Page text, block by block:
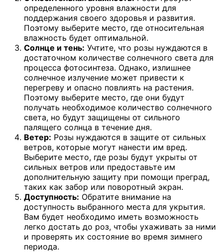
определенного уровня влажности для
поддержания своего здоровья и развития.
Поэтому выберите место, где относительная
влажность будет оптимальной.
Солнце и тень: Учтите, что розы нуждаются в
достаточном количестве солнечного света для
процесса фотосинтеза. Однако, излишнее
солнечное излучение может привести к
перегреву и опасно повлиять на растения.
Поэтому выберите место, где они будут
получать необходимое количество солнечного
света, но будут защищены от сильного
палящего солнца в течение дня.
Ветер: Розы нуждаются в защите от сильных
ветров, которые могут нанести им вред.
Выберите место, где розы будут укрыты от
сильных ветров или предоставьте им
дополнительную защиту при помощи преград,
таких как забор или поворотный экран.
Доступность: Обратите внимание на
доступность выбранного места для укрытия.
Вам будет необходимо иметь возможность
легко достать до роз, чтобы ухаживать за ними
и проверять их состояние во время зимнего
периода.